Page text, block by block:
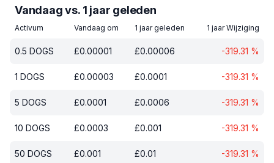
Vandaag vs. 1 jaar geleden
Activum Vandaag om 1 jaar geleden 1 jaar Wijziging
0.5 DOGS £0.00001 £0.00006 -319.31 %
1 DOGS £0.00003 £0.0001 -319.31 %
5 DOGS £0.0001 £0.0006 -319.31 %
10 DOGS £0.0003 £0.001 -319.31 %
50 DOGS £0.001 £0.01 -319.31 %